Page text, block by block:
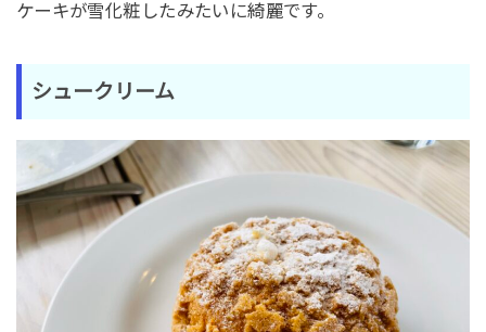
ケーキが雪化粧したみたいに綺麗です。
シュークリーム